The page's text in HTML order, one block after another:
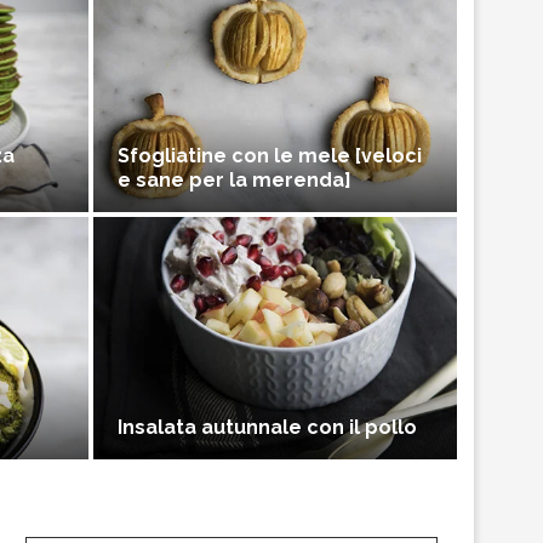
Sfogliatine con le mele [veloci
e sane per la merenda]
Insalata autunnale con il pollo